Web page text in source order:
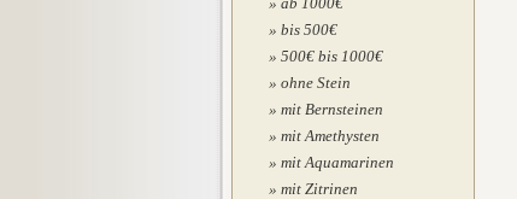
bis 500€
500€ bis 1000€
ohne Stein
mit Bernsteinen
mit Amethysten
mit Aquamarinen
mit Zitrinen